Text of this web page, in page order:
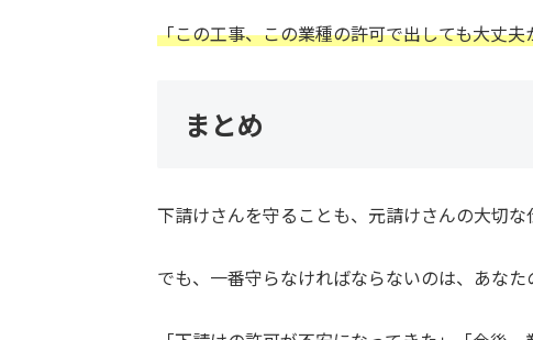
「この工事、この業種の許可で出しても大丈
まとめ
下請けさんを守ることも、元請けさんの大切な
でも、一番守らなければならないのは、あなた